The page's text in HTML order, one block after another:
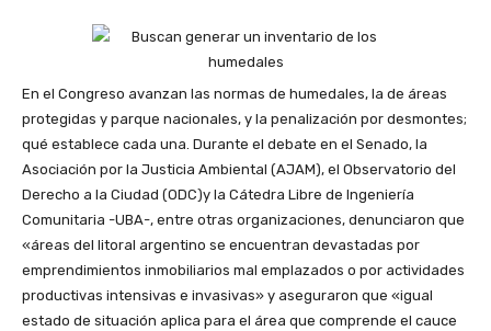
En el Congreso avanzan las normas de humedales, la de áreas
protegidas y parque nacionales, y la penalización por desmontes;
qué establece cada una. Durante el debate en el Senado, la
Asociación por la Justicia Ambiental (AJAM), el Observatorio del
Derecho a la Ciudad (ODC)y la Cátedra Libre de Ingeniería
Comunitaria -UBA-, entre otras organizaciones, denunciaron que
«áreas del litoral argentino se encuentran devastadas por
emprendimientos inmobiliarios mal emplazados o por actividades
productivas intensivas e invasivas» y aseguraron que «igual
estado de situación aplica para el área que comprende el cauce